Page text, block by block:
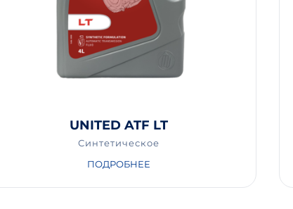
UNITED ATF LT
Синтетическое
ПОДРОБНЕЕ